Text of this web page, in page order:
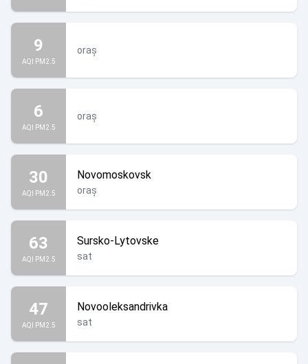
9
AQI PM2.5
oraș
6
AQI PM2.5
oraș
30
AQI PM2.5
Novomoskovsk
oraș
63
AQI PM2.5
Sursko-Lytovske
sat
47
AQI PM2.5
Novooleksandrivka
sat